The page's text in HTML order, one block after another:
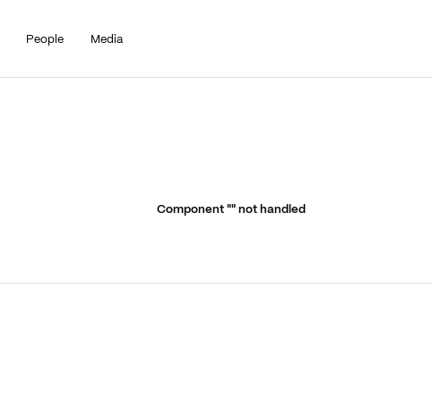
People Media
Component "" not handled